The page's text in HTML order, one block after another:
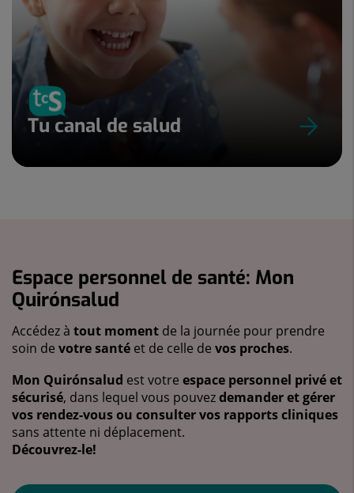
Tu canal de salud
Espace personnel de santé: Mon
Quirónsalud
Accédez à tout moment de la journée pour prendre
soin de votre santé et de celle de vos proches.
Mon Quirónsalud est votre espace personnel privé et
sécurisé, dans lequel vous pouvezdemander et gérer
vos rendez-vous ou consulter vos rapports cliniques
sans attente ni déplacement.
Découvrez-le!